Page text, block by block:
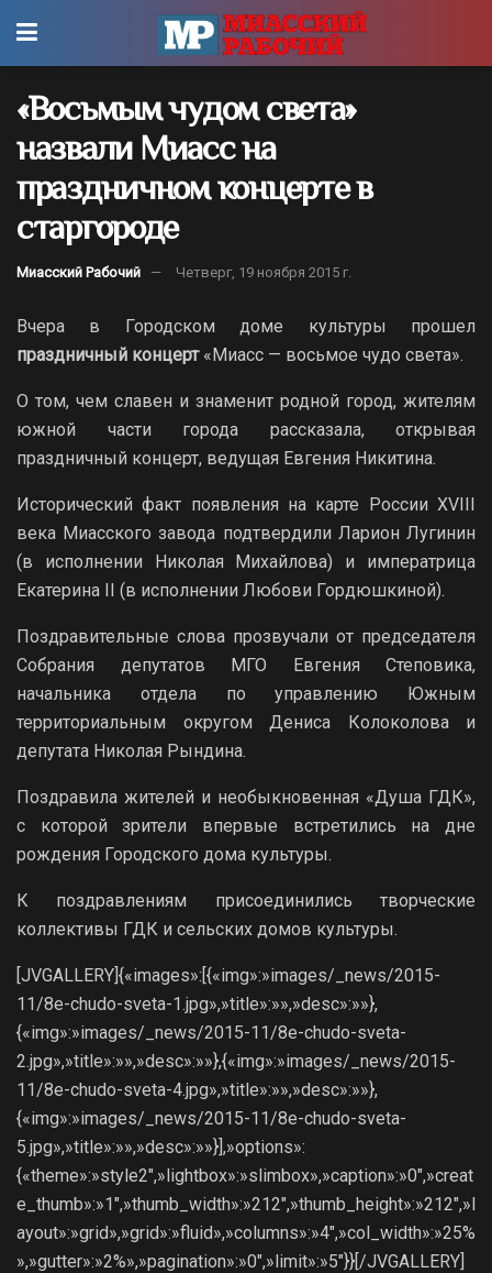
«Восьмым чудом света»
назвали Миасс на
праздничном концерте в
старгороде
Миасский Рабочий Четверг, 19 ноября 2015 г.
Вчера в Городском доме культуры прошел
праздничный концерт«Миасс — восьмое чудо света».
О том, чем славен и знаменит родной город, жителям
южной части города рассказала, открывая
праздничный концерт, ведущая Евгения Никитина.
Исторический факт появления на карте России XVIII
века Миасского завода подтвердили Ларион Лугинин
(в исполнении Николая Михайлова) и императрица
Екатерина II (в исполнении Любови Гордюшкиной).
Поздравительные слова прозвучали от председателя
Собрания депутатов МГО Евгения Степовика,
начальника отдела по управлению Южным
территориальным округом Дениса Колоколова и
депутата Николая Рындина.
Поздравила жителей и необыкновенная «Душа ГДК»,
с которой зрители впервые встретились на дне
рождения Городского дома культуры.
К поздравлениям присоединились творческие
коллективы ГДК и сельских домов культуры.
[JVGALLERY]{«images»:[{«img»:»images/_news/2015-
11/8e-chudo-sveta-1.jpg»,»title»:»»,»desc»:»»},
{«img»:»images/_news/2015-11/8e-chudo-sveta-
2.jpg»,»title»:»»,»desc»:»»},{«img»:»images/_news/2015-
11/8e-chudo-sveta-4.jpg»,»title»:»»,»desc»:»»},
{«img»:»images/_news/2015-11/8e-chudo-sveta-
5.jpg»,»title»:»»,»desc»:»»}],»options»:
{«theme»:»style2″,»lightbox»:»slimbox»,»caption»:»0″,»creat
e_thumb»:»1″,»thumb_width»:»212″,»thumb_height»:»212″,»l
ayout»:»grid»,»grid»:»fluid»,»columns»:»4″,»col_width»:»25%
»,»gutter»:»2%»,»pagination»:»0″,»limit»:»5″}}[/JVGALLERY]